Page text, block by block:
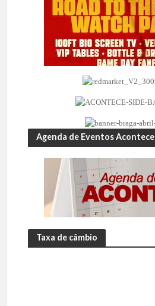
Agenda de Eventos Acontece
Taxa de câmbio